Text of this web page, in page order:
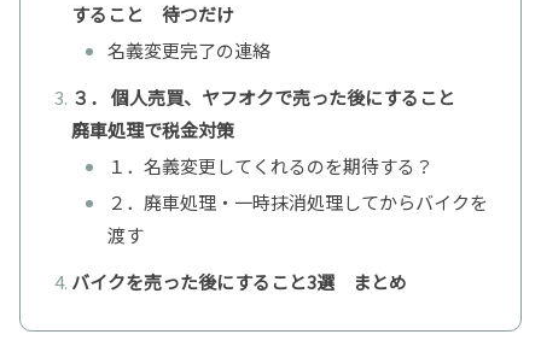
すること 待つだけ
名義変更完了の連絡
３． 個人売買、ヤフオクで売った後にすること
廃車処理で税金対策
１．名義変更してくれるのを期待する？
２．廃車処理・一時抹消処理してからバイクを
渡す
バイクを売った後にすること3選 まとめ